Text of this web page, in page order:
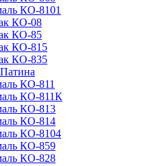
КО-8101
КО-08
КО-85
КО-815
КО-835
КО-811
КО-811К
КО-813
КО-814
КО-8104
КО-859
КО-828